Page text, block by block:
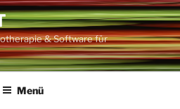
& Software für
Menü